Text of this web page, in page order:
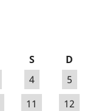
S
D
4
5
11
12